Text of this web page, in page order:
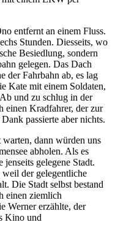
entfernt an einem Fluss.
Stunden. Diesseits, wo
Besiedlung, sondern
gelegen. Das Dach
der Fahrbahn ab, es lag
Kate mit einem Soldaten,
und zu schlug in der
einen Kradfahrer, der zur
passierte aber nichts.
dann würden uns
abholen. Als es
gelegene Stadt.
der gelegentliche
Die Stadt selbst bestand
einen ziemlich
Werner erzählte, der
Kino und